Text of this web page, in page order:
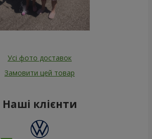
Усі фото доставок
Замовити цей товар
Наші клієнти